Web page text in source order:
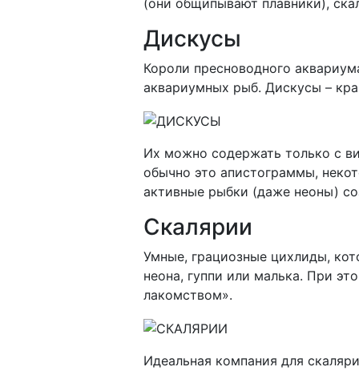
(они общипывают плавники),
Дискусы
Короли пресноводного
аквариумных рыб. Дискусы –
Их можно содержать только с
обычно это апистограммы,
активные рыбки (даже неоны)
Скалярии
Умные, грациозные цихлиды,
неона, гуппи или малька. При
лакомством».
Идеальная компания для